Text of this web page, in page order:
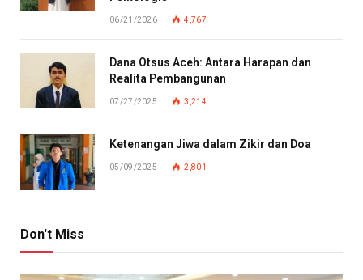
06/21/2026 4,767
Dana Otsus Aceh: Antara Harapan dan
Realita Pembangunan
07/27/2025 3,214
Ketenangan Jiwa dalam Zikir dan Doa
05/09/2025 2,801
Don't Miss